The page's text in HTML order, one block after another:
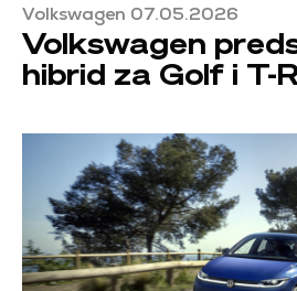
Volkswagen 07.05.2026
Volkswagen
hibrid za Golf i T-